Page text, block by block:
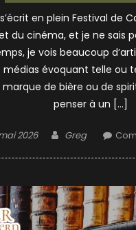
en plein Festival de
du cinéma, et je ne sais
je vois beaucoup
médias évoquant telle ou
de bière ou de
penser à un […]
2026 Author
Greg